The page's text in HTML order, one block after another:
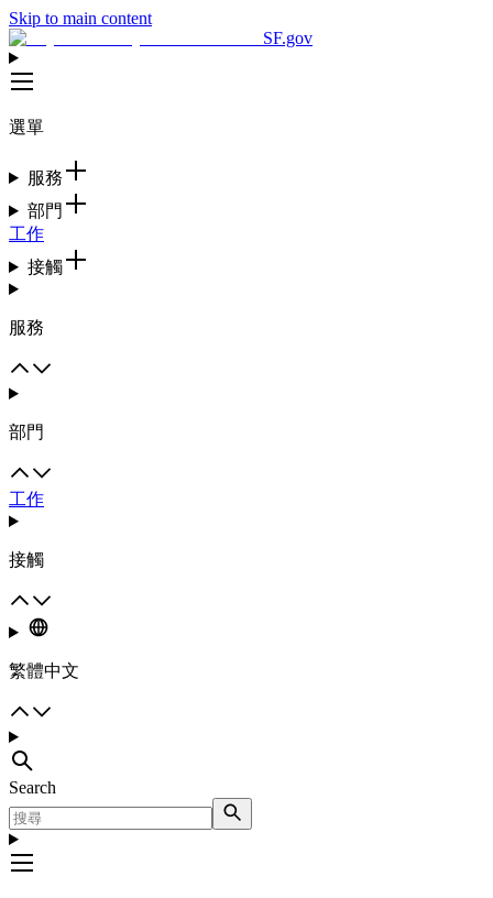
Skip to main content
SF.gov
選單
服務
部門
工作
接觸
服務
部門
工作
接觸
繁體中文
Search